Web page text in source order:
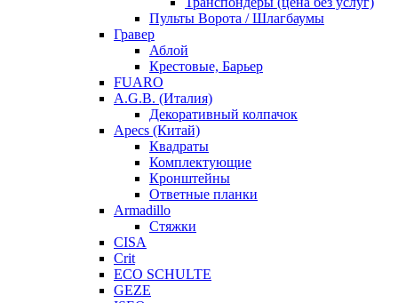
Пульты Ворота / Шлагбаумы
Гравер
Аблой
Крестовые, Барьер
FUARO
A.G.B. (Италия)
Декоративный колпачок
Apecs (Китай)
Квадраты
Комплектующие
Кронштейны
Ответные планки
Armadillo
Стяжки
CISA
Crit
ECO SCHULTE
GEZE